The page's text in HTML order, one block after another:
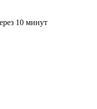
10 минут